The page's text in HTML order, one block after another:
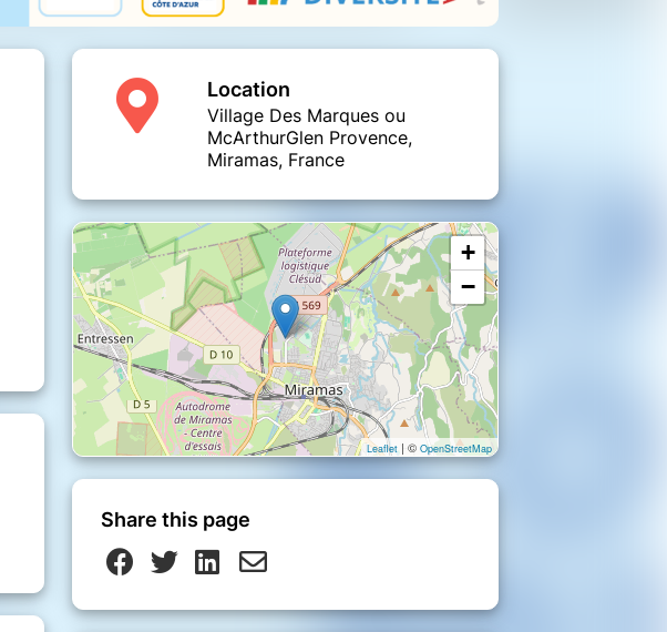
Location
Village Des Marques ou
McArthurGlen Provence,
Miramas, France
+
−
Leaflet | © OpenStreetMap
Share this page